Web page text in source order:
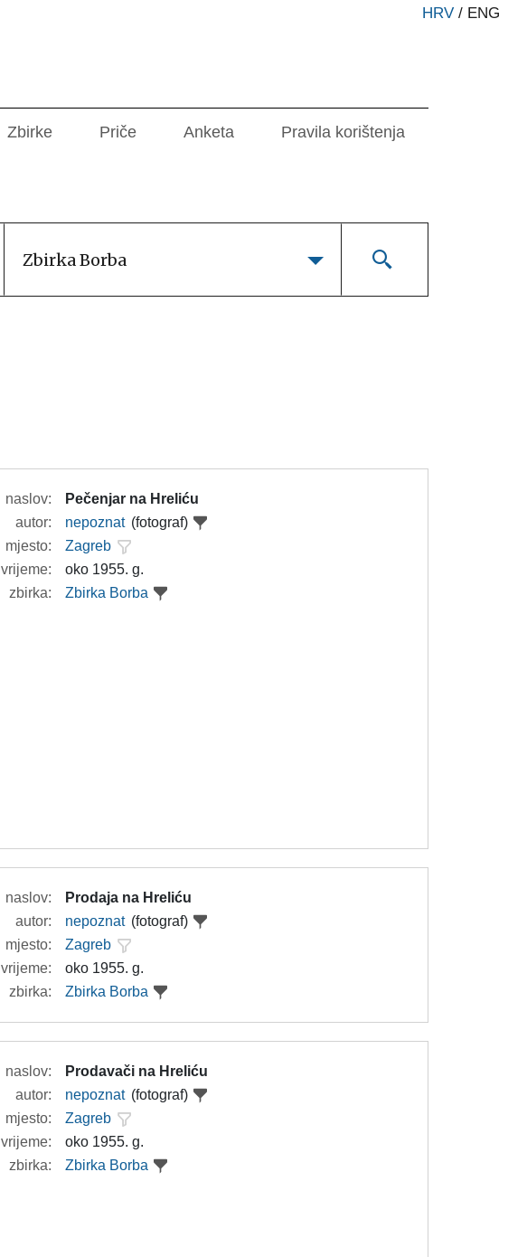
HRV / ENG
Zbirke Priče Anketa Pravila korištenja
Zbirka Borba
naslov:
Pečenjar na Hreliću
autor:
nepoznat (fotograf)
mjesto:
Zagreb
vrijeme:
oko 1955. g.
zbirka:
Zbirka Borba
naslov:
Prodaja na Hreliću
autor:
nepoznat (fotograf)
mjesto:
Zagreb
vrijeme:
oko 1955. g.
zbirka:
Zbirka Borba
naslov:
Prodavači na Hreliću
autor:
nepoznat (fotograf)
mjesto:
Zagreb
vrijeme:
oko 1955. g.
zbirka:
Zbirka Borba